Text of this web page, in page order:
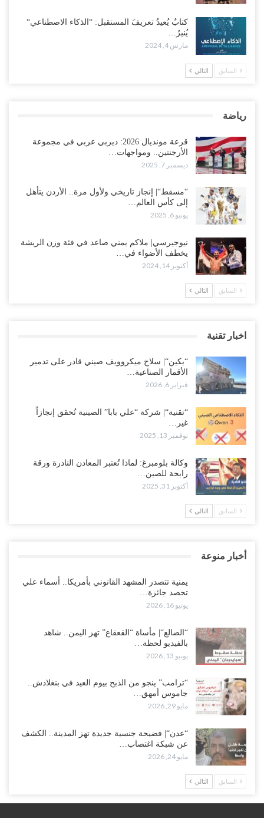
كتابٌ يُعيدُ تعريفَ المستقبل: “الذكاء الاصطناعي“
يُنيرُ…
مارس 4, 2024
السابق التالي
رياضة
قرعة مونديال 2026: ديربي عربي في مجموعة
الأرجنتين.. ومواجهات…
ديسمبر 7, 2025
“مسقط“| إنجاز تاريخي ولأول مرة.. الأردن يتأهل
إلى كأس العالم…
يونيو 6, 2025
نيوجيرسي| ملاكم يمني صاعد في فئة وزن الريشة
يخطف الأضواء في…
أكتوبر 14, 2024
السابق التالي
اخبار تقنية
“بكين“| سلاح ميكروويف صيني قادر على تدمير
الأقمار الصناعية…
فبراير 6, 2026
“تقنية“| شركة “علي بابا” الصينية تُحقق إنجازاً
غير…
نوفمبر 13, 2025
وكالة بلومبرغ: لماذا تُعتبر المعادن النادرة ورقة
رابحة للصين…
أكتوبر 31, 2025
السابق التالي
أخبار منوعة
يمنية تتصدر المشهد القانوني بأمريكا.. أسماء علي
تحصد جائزة…
يونيو 16, 2026
“الضالع“| مأساة “القعقاع” تهز اليمن.. شاهد
بالفيديو لحظة…
يونيو 13, 2026
“ترامب” ينجو من الذبح بيوم العيد في بنغلادش..
جاموس أمهق…
مايو 29, 2026
“عدن“| فضيحة جنسية جديدة تهز المدينة.. الكشف
عن شبكة اغتصاب…
مايو 24, 2026
السابق التالي